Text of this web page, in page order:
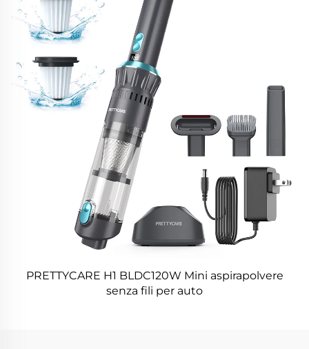
PRETTYCARE H1 BLDC120W Mini aspirapolvere
senza fili per auto